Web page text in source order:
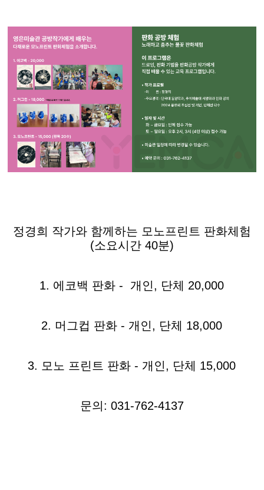
정경희 작가와 함께하는 모노프린트 판화체험
(소요시간 40분)
1. 에코백 판화 - 개인, 단체 20,000
2. 머그컵 판화 - 개인, 단체 18,000
3. 모노 프린트 판화 - 개인, 단체 15,000
문의: 031-762-4137